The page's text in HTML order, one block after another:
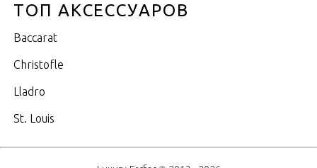
ТОП АКСЕССУАРОВ
Baccarat
Christofle
Lladro
St. Louis